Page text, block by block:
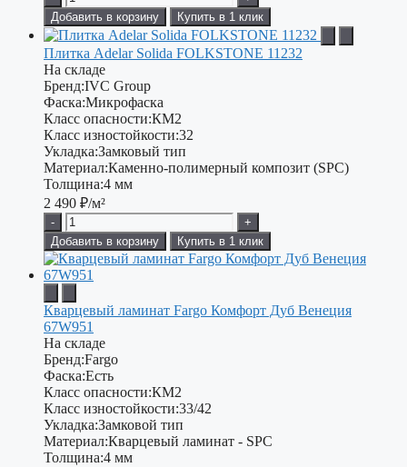
Добавить в корзину
Купить в 1 клик
Плитка Adelar Solida FOLKSTONE 11232
На складе
Бренд:IVC Group
Фаска:Микрофаска
Класс опасности:КМ2
Класс изностойкости:32
Укладка:Замковый тип
Материал:Каменно-полимерный композит (SPC)
Толщина:4 мм
2 490 ₽/м²
-
+
Добавить в корзину
Купить в 1 клик
Кварцевый ламинат Fargo Комфорт Дуб Венеция
67W951
На складе
Бренд:Fargo
Фаска:Есть
Класс опасности:КМ2
Класс изностойкости:33/42
Укладка:Замковой тип
Материал:Кварцевый ламинат - SPC
Толщина:4 мм